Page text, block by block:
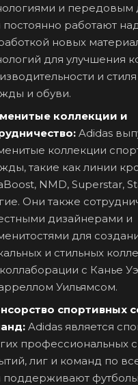
и передовым
работают над
новых
для улучшения
и
и обуви.
коллекции и
Adidas
коллекции
такие как линии
NMD, Superstar,
Они также
дизайнерами и
для
и стильных
с Канье
Уильямсом.
спортивных
Adidas является
профессиональных
лиг и команд по
поддерживают